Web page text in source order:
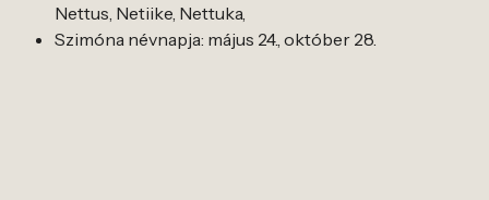
Nettus, Netiike, Nettuka,
Szimóna névnapja: május 24., október 28.